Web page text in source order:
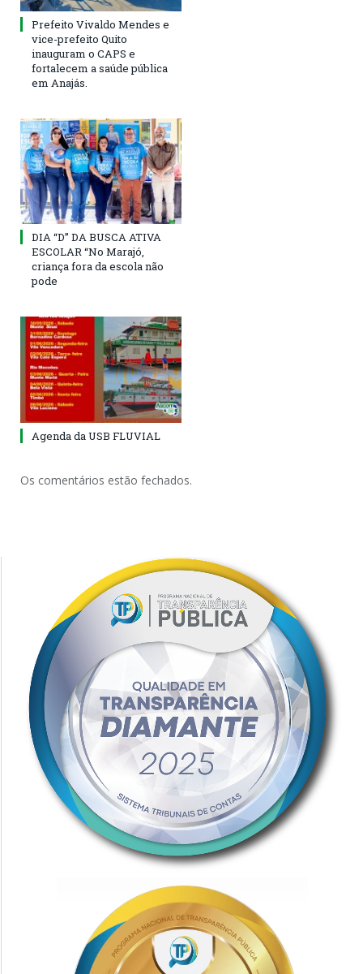
Prefeito Vivaldo Mendes e
vice-prefeito Quito
inauguram o CAPS e
fortalecem a saúde pública
em Anajás.
DIA “D” DA BUSCA ATIVA
ESCOLAR “No Marajó,
criança fora da escola não
pode
Agenda da USB FLUVIAL
Os comentários estão fechados.